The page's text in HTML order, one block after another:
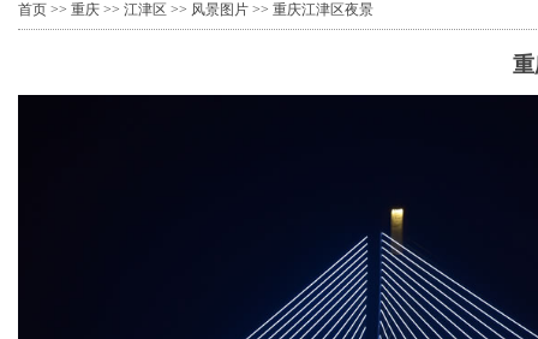
首页 >> 重庆 >> 江津区 >> 风景图片 >> 重庆江津区夜景